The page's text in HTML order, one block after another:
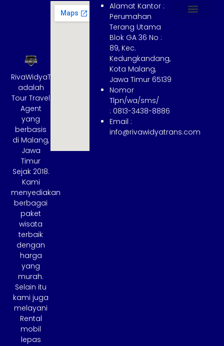
RivaWidyaTrans
adalah
Tour Travel
Agent
yang
berbasis
di Malang,
Jawa
Timur
Sejak 2018.
Kami
menyediakan
berbagai
paket
wisata
terbaik
dengan
harga
yang
murah.
Selain itu
kami juga
melayani
Rental
mobil
lepas
Alamat Kantor :
Perumahan
Terang Utama
Blok GA 36 No :
89, Kec.
Kedungkandang,
Kota Malang,
Jawa Timur 65139
Nomor
Tlpn/wa/sms/
: 0813-3438-8886
Email :
info@rivawidyatrans.com